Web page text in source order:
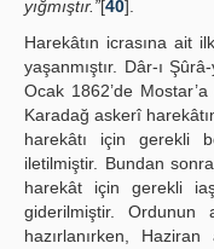
yığmıştır.”[40].
Harekâtın icrasına ait
yaşanmıştır. Dâr-ı
Ocak 1862’de
Karadağ askerî
harekâtı için gerekli
iletilmiştir. Bundan sonra
harekât için gerekli
giderilmiştir. Ordunun
hazırlanırken,